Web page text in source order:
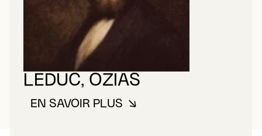
LEDUC, OZIAS
EN SAVOIR PLUSÀ PROPOS DE LEDUC, OZIAS